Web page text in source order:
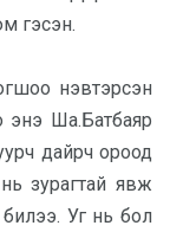
гэсэн.
нэвтэрсэн
энэ Ша.Батбаяр
дайрч ороод
зурагтай явж
билээ. Уг нь бол